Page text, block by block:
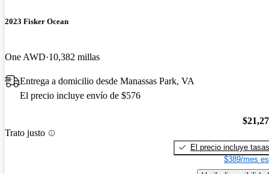
2023 Fisker Ocean
One AWD 10,382 millas
Entrega a domicilio desde Manassas Park, VA
El precio incluye envío de $576
Trato justo
El precio incluye tasas
$389/mes